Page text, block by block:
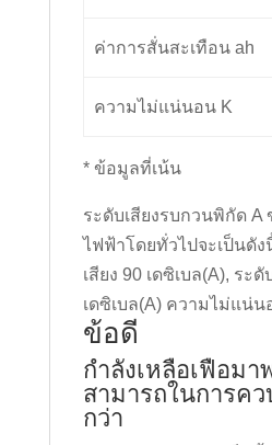
ค่าการสั่นสะเทือน ah
ความไม่แน่นอน K
* ข้อมูลที่เน้น
ระดับเสียงรบกวนพิกัด A
ไฟฟ้าโดยทั่วไปจะเป็นดั
เสียง 90 เดซิเบล(A), ระดั
เดซิเบล(A) ความไม่แน่น
ข้อดี
กำลังเหลือเฟือม
สามารถในการค
กว่า